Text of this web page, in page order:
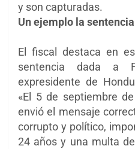
y son capturadas.
Un ejemplo la
El fiscal destaca en
sentencia dada a
expresidente de
«El 5 de septiembre
envió el mensaje
corrupto y político,
24 años y una multa